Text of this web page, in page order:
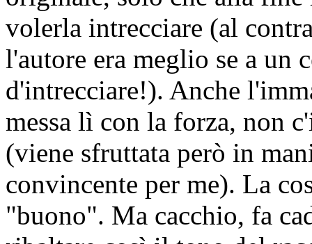
volerla intrecciare (al
l'autore era meglio se a un
d'intrecciare!). Anche
messa lì con la forza, non
(viene sfruttata però in
convincente per me). La
"buono". Ma cacchio, fa